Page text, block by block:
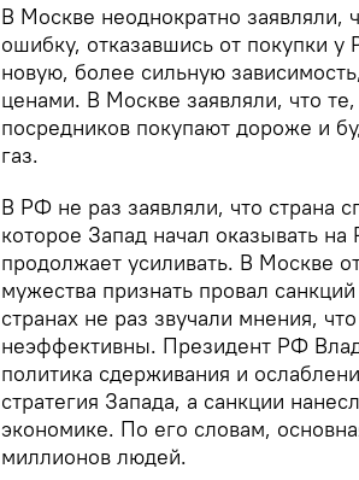
В Москве неоднократно заявляли,
ошибку, отказавшись от покупки у
новую, более сильную
ценами. В Москве заявляли, что
посредников покупают дороже и
газ.
В РФ не раз заявляли, что страна
которое Запад начал оказывать
продолжает усиливать. В Москве
мужества признать провал
странах не раз звучали мнения,
неэффективны. Президент РФ
политика сдерживания и
стратегия Запада, а санкции
экономике. По его словам,
миллионов людей.